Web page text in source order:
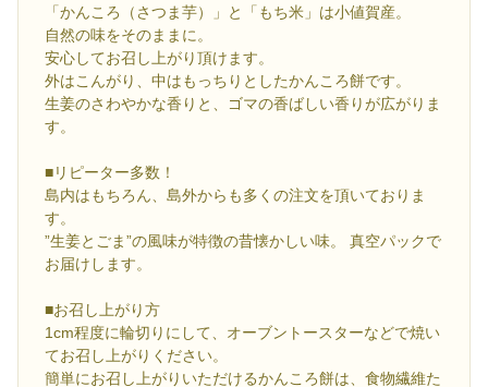
「かんころ（さつま芋）」と「もち米」は小値賀産。
自然の味をそのままに。
安心してお召し上がり頂けます。
外はこんがり、中はもっちりとしたかんころ餅です。
生姜のさわやかな香りと、ゴマの香ばしい香りが広がりま
す。
■リピーター多数！
島内はもちろん、島外からも多くの注文を頂いておりま
す。
”生姜とごま”の風味が特徴の昔懐かしい味。 真空パックで
お届けします。
■お召し上がり方
1cm程度に輪切りにして、オーブントースターなどで焼い
てお召し上がりください。
簡単にお召し上がりいただけるかんころ餅は、食物繊維た